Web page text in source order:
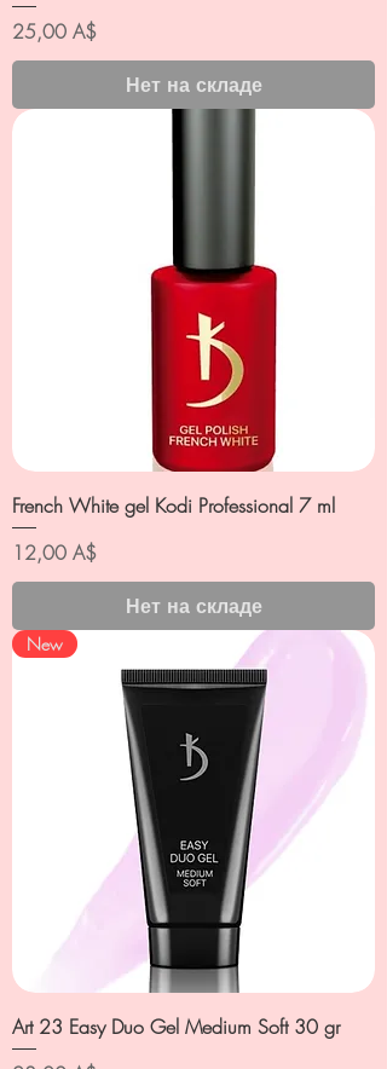
Цена
25,00 A$
Нет на складе
French White gel Kodi Professional 7 ml
Цена
12,00 A$
Нет на складе
New
Art 23 Easy Duo Gel Medium Soft 30 gr